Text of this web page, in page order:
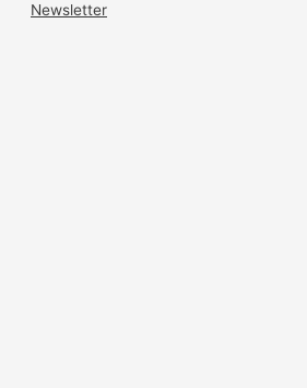
Newsletter